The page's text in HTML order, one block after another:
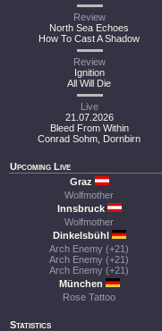
Review
North Sea Echoes
How To Cast A Shadow
Review
Ignition
All Will Die
Live
21.07.2026
Bleed From Within
Conrad Sohm, Dornbirn
Upcoming Live
Graz
Wolfmother
Innsbruck
Wolfmother
Dinkelsbühl
Arch Enemy (+21)
Arch Enemy (+21)
Arch Enemy (+21)
München
Rose Tattoo
Statistics